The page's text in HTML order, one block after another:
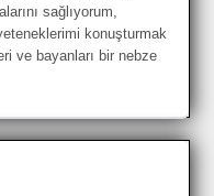
sağlıyorum,
konuşturmak
ve bayanları bir nebze